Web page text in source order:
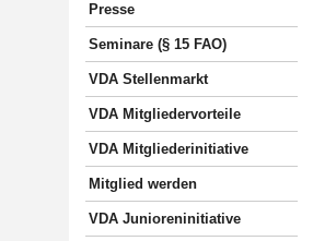
Presse
Seminare (§ 15 FAO)
VDA Stellenmarkt
VDA Mitgliedervorteile
VDA Mitgliederinitiative
Mitglied werden
VDA Junioreninitiative